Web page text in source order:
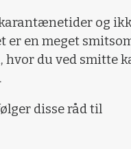
og
er en meget
hvor du ved smitte
disse råd til